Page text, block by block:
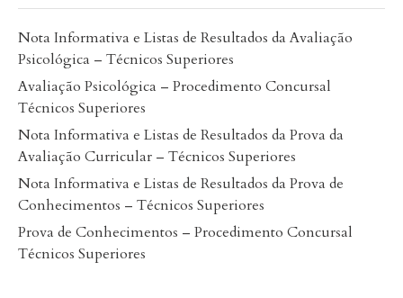
Nota Informativa e Listas de Resultados da Avaliação
Psicológica – Técnicos Superiores
Avaliação Psicológica – Procedimento Concursal
Técnicos Superiores
Nota Informativa e Listas de Resultados da Prova da
Avaliação Curricular – Técnicos Superiores
Nota Informativa e Listas de Resultados da Prova de
Conhecimentos – Técnicos Superiores
Prova de Conhecimentos – Procedimento Concursal
Técnicos Superiores